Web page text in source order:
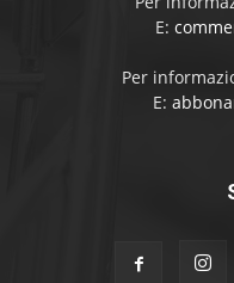
E:
Per
E: